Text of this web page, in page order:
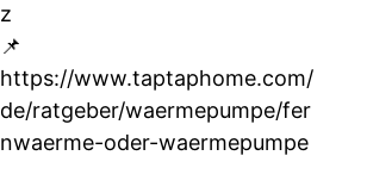
z
📌
https://www.taptaphome.com/
de/ratgeber/waermepumpe/fer
nwaerme-oder-waermepumpe